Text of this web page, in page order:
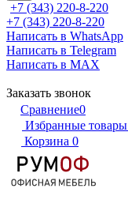
+7 (343) 220-8-220
+7 (343) 220-8-220
Написать в WhatsApp
Написать в Telegram
Написать в MAX
Заказать звонок
Сравнение0
Избранные товары
Корзина 0